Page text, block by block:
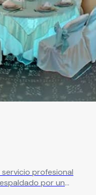
profesional
por un